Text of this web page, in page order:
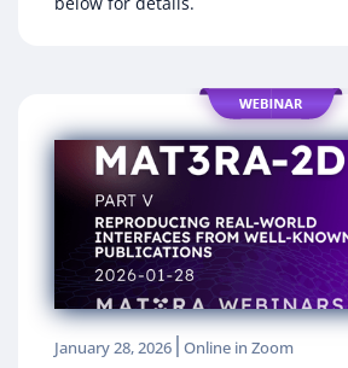
January 28, 2026 | Online in Zoom